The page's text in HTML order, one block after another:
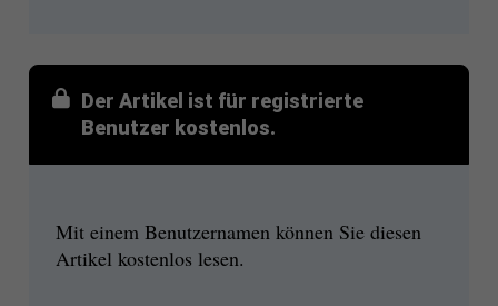
Der Artikel ist für registrierte
Benutzer kostenlos.
Mit einem Benutzernamen können Sie diesen
Artikel kostenlos lesen.